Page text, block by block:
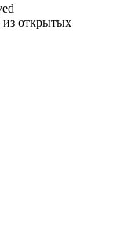
из открытых